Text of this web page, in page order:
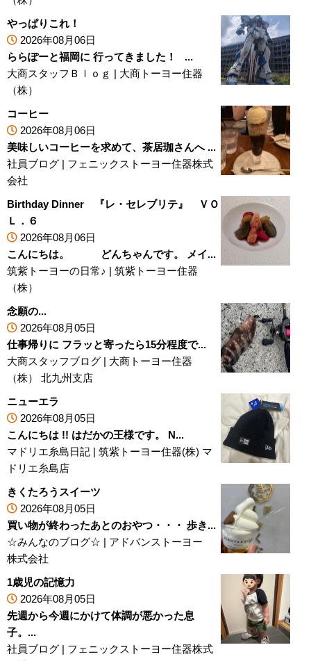
やっぱりこれ！
2026年08月06日
ららぽーと福岡に 行ってきました！ ...
大商スタッフＢｌｏｇ | 大商トーヨー住器
（株）
コーヒー
2026年08月06日
美味しいコーヒーを求めて、茶居珈さんへ ...
社員ブログ | フェニックストーヨー住器株式
会社
Birthday Dinner 『レ・セレブリテ』 ＶＯ
Ｌ．６
2026年08月06日
こんにちは。 どんちゃんです。 メイ...
筑紫トーヨーの日常♪ | 筑紫トーヨー住器
（株）
念願の...
2026年08月05日
仕事帰りに フラッと寄ったら15分程度で...
大商スタッフブログ | 大商トーヨー住器
（株） 北九州支店
ニューエラ
2026年08月05日
こんにちは !! はだかの王様です。 N...
マドリエ糸島日記 | 筑紫トーヨー住器(株) マ
ドリエ糸島店
きくたろうスイーツ
2026年08月05日
買い物が終わったあとのおやつ・・・ 歩き...
☆みんなのブログ☆ | アドバンストーヨー
株式会社
1歳児の記憶力
2026年08月05日
先週から今週にかけて体調が悪かった息
子。...
社員ブログ | フェニックストーヨー住器株式